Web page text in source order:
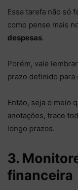
Essa tarefa não só
como pense mais
despesas.
Porém, vale
prazo definido para
Então, seja o meio
anotações, trace
longo prazos.
3.
financeira